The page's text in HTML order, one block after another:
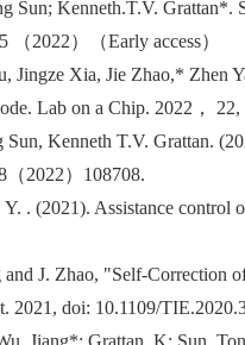
Kenneth.T.V. Grattan*.
2022）（Early access）
Xia, Jie Zhao,* Zhen
Lab on a Chip. 2022，
Kenneth T.V. Grattan.
（2022）108708.
. (2021). Assistance control
J. Zhao, "Self-
2021, doi: 10.1109/
Jiang*; Grattan, K; Sun,